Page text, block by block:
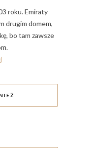
roku. Emiraty
drugim domem,
bo tam zawsze